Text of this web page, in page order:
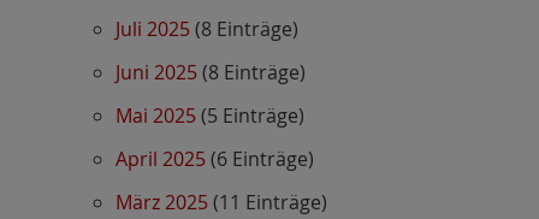
Juli 2025(8 Einträge)
Juni 2025(8 Einträge)
Mai 2025(5 Einträge)
April 2025(6 Einträge)
März 2025(11 Einträge)